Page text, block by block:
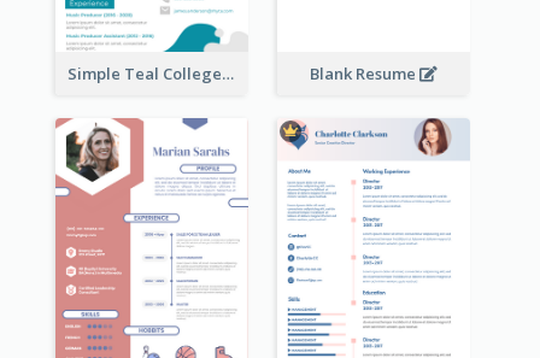
Simple Teal College Student Resume Blank Resume